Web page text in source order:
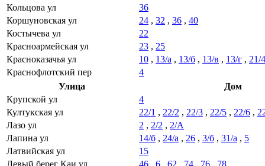
Кольцова ул
36
Коршуновская ул
24 , 32 , 36 , 40
Костычева ул
22
Красноармейская ул
23 , 25
Красноказачья ул
10 , 13/а , 13/б , 13/в , 13/г , 21/4
Краснофлотский пер
4
Улица
Дом
Крупской ул
4
Култукская ул
22/1 , 22/2 , 22/3 , 22/5 , 22/6 ,
Лазо ул
2 , 2/2 , 2/А
Лапина ул
14/б , 24/а , 26 , 3/б , 31/а , 5
Латвийская ул
15
Левый берег Каи ул
46 6 62 74 76 78